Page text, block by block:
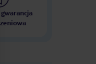
gwarancja